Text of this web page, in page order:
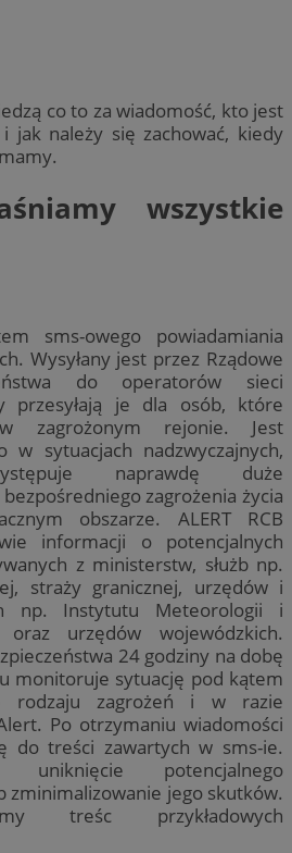
co to za wiadomość, kto jest
jak należy się zachować, kiedy
wszystkie
sms-owego powiadamiania
Wysyłany jest przez Rządowe
do operatorów sieci
przesyłają je dla osób, które
zagrożonym rejonie. Jest
w sytuacjach nadzwyczajnych,
naprawdę duże
zagrożenia życia
obszarze. ALERT RCB
informacji o potencjalnych
z ministerstw, służb np.
straży granicznej, urzędów i
np. Instytutu Meteorologii i
oraz urzędów wojewódzkich.
24 godziny na dobę
monitoruje sytuację pod kątem
rodzaju zagrożeń i w razie
Po otrzymaniu wiadomości
do treści zawartych w sms-ie.
potencjalnego
zminimalizowanie jego skutków.
treśc przykładowych